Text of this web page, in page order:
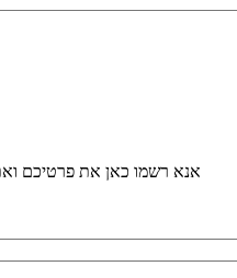
אנא רשמו כאן את פרטיכם